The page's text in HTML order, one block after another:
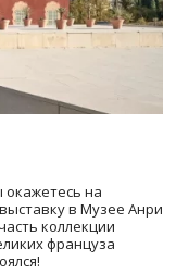
окажетесь на
в Музее Анри
коллекции
француза